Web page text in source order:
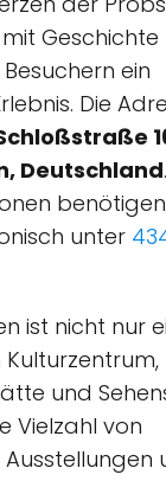
mit
ein
Die
Deutschland
unter
ist nicht nur
und
Vielzahl von